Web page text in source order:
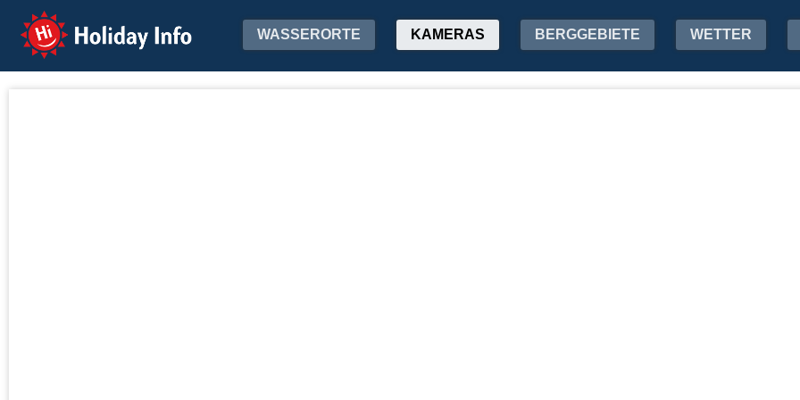
Holiday Info WASSERORTE KAMERAS BERGGEBIETE WETTER